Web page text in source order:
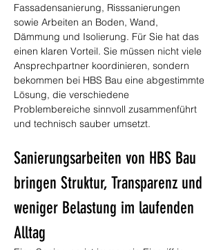
Fassadensanierung, Risssanierungen
sowie Arbeiten an Boden, Wand,
Dämmung und Isolierung. Für Sie hat das
einen klaren Vorteil. Sie müssen nicht viele
Ansprechpartner koordinieren, sondern
bekommen bei HBS Bau eine abgestimmte
Lösung, die verschiedene
Problembereiche sinnvoll zusammenführt
und technisch sauber umsetzt.
Sanierungsarbeiten von HBS Bau
bringen Struktur, Transparenz und
weniger Belastung im laufenden
Alltag